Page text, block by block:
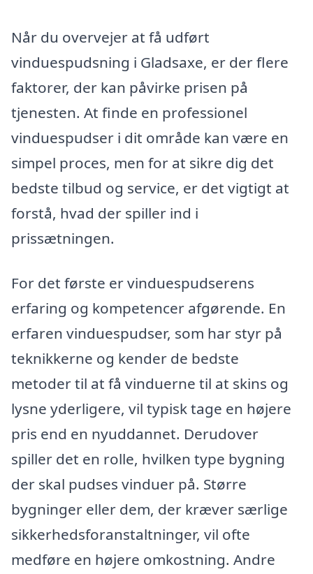
Når du overvejer at få udført
vinduespudsning i Gladsaxe, er der flere
faktorer, der kan påvirke prisen på
tjenesten. At finde en professionel
vinduespudser i dit område kan være en
simpel proces, men for at sikre dig det
bedste tilbud og service, er det vigtigt at
forstå, hvad der spiller ind i
prissætningen.
For det første er vinduespudserens
erfaring og kompetencer afgørende. En
erfaren vinduespudser, som har styr på
teknikkerne og kender de bedste
metoder til at få vinduerne til at skins og
lysne yderligere, vil typisk tage en højere
pris end en nyuddannet. Derudover
spiller det en rolle, hvilken type bygning
der skal pudses vinduer på. Større
bygninger eller dem, der kræver særlige
sikkerhedsforanstaltninger, vil ofte
medføre en højere omkostning. Andre